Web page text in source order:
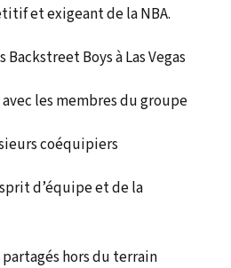
et exigeant de la NBA.
Boys à Las Vegas
les membres du groupe
coéquipiers
d’équipe et de la
hors du terrain